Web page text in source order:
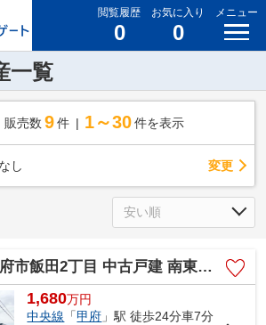
閲覧履歴
0
お気に入り
0
メニュー
一覧
販売数 9 件 1～30 件を表示
なし 変更
飯田2丁目 中古戸建 南東角地 都市ガス 車3台駐車可
1,680万円
中央線 「甲府 」駅 徒歩24分車7分